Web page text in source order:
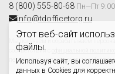
Этот веб-сайт
файлы.
Используя сайт, вы
данных в Cookies для
8 (800) 555-80-68 Пн—Пт
info@tdofficetorg.ru
Мы получаем и обрабатываем
соответствии с
персональных данных,вам